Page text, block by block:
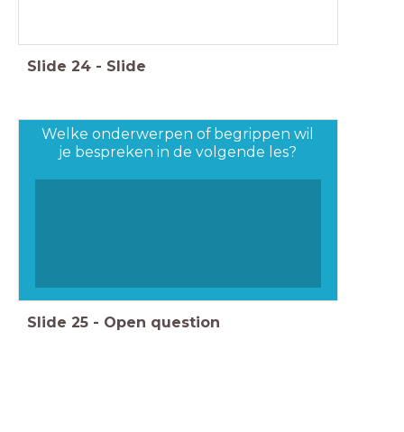
Slide 24 - Slide
Welke onderwerpen of begrippen wil
je bespreken in de volgende les?
Slide 25 - Open question